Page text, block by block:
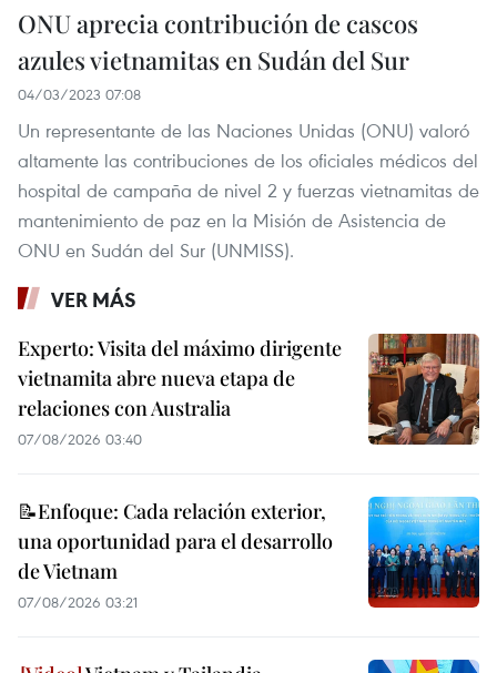
ONU aprecia contribución de cascos
azules vietnamitas en Sudán del Sur
04/03/2023 07:08
Un representante de las Naciones Unidas (ONU) valoró
altamente las contribuciones de los oficiales médicos del
hospital de campaña de nivel 2 y fuerzas vietnamitas de
mantenimiento de paz en la Misión de Asistencia de
ONU en Sudán del Sur (UNMISS).
VER MÁS
Experto: Visita del máximo dirigente
vietnamita abre nueva etapa de
relaciones con Australia
07/08/2026 03:40
📝Enfoque: Cada relación exterior,
una oportunidad para el desarrollo
de Vietnam
07/08/2026 03:21